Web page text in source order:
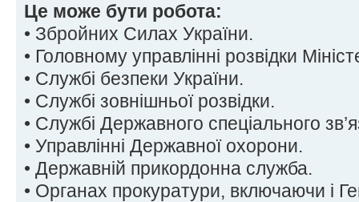
Це може бути робота:
• Збройних Силах України.
• Головному управлінні розвідки
• Службі безпеки України.
• Службі зовнішньої розвідки.
• Службі Державного спеціального
• Управлінні Державної охорони.
• Державній прикордонна служба.
• Органах прокуратури, включаючи і